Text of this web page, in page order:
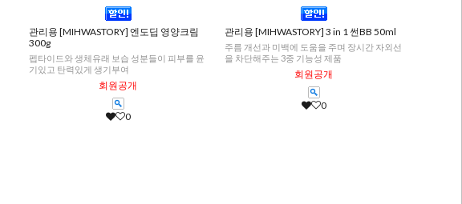
관리용 [MIHWASTORY] 엔도딥 영양크림
300g
펩타이드와 생체유래 보습 성분들이 피부를 윤
기있고 탄력있게 생기부여
회원공개
0
관리용 [MIHWASTORY] 3 in 1 썬BB 50ml
주름 개선과 미백에 도움을 주며 장시간 자외선
을 차단해주는 3중 기능성 제품
회원공개
0